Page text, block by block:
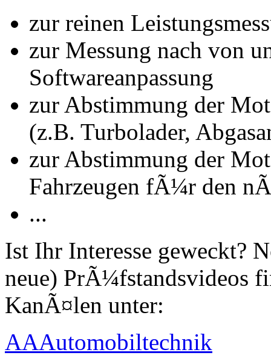
zur reinen
zur Messung nach von
Softwareanpassung
zur Abstimmung der
(z.B. Turbolader,
zur Abstimmung der
Fahrzeugen fÃ¼r den
...
Ist Ihr Interesse geweckt?
neue) PrÃ¼fstandsvideos
KanÃ¤len unter:
AAAutomobiltechnik